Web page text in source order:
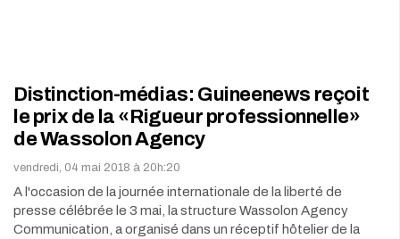
Distinction-médias: Guineenews reçoit
le prix de la «Rigueur professionnelle»
de Wassolon Agency
vendredi, 04 mai 2018 à 20h:20
A l'occasion de la journée internationale de la liberté de
presse célébrée le 3 mai, la structure Wassolon Agency
Communication, a organisé dans un réceptif hôtelier de la